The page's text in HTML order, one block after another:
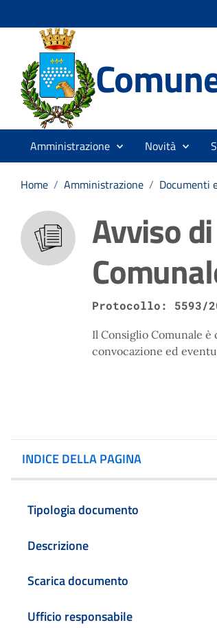
Amministrazione Novità
Home / Amministrazione / Documenti
Avviso
Protocollo: 5593/
Il Consiglio Comunale
convocazione ed
INDICE DELLA PAGINA
Tipologia documento
Descrizione
Scarica documento
Ufficio responsabile